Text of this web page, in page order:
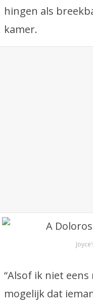
hingen als
kamer.
“Alsof ik niet
mogelijk dat